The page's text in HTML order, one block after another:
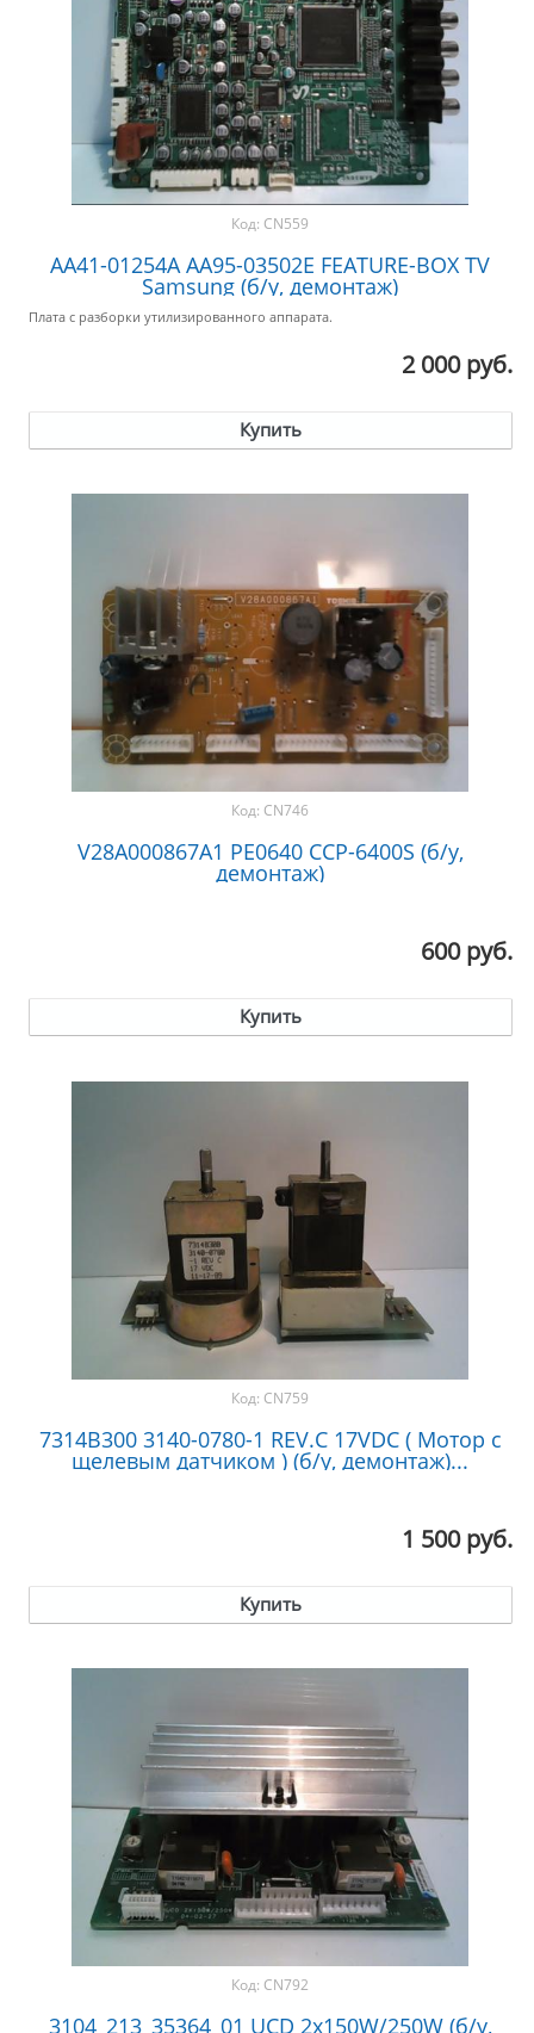
Код: CN559
AA41-01254A AA95-03502E FEATURE-BOX TV
Samsung (б/у, демонтаж)
Плата с разборки утилизированного аппарата.
2 000 руб.
Купить
Код: CN746
V28A000867A1 PE0640 CCP-6400S (б/у,
демонтаж)
600 руб.
Купить
Код: CN759
7314B300 3140-0780-1 REV.C 17VDC ( Мотор с
щелевым датчиком ) (б/у, демонтаж)...
1 500 руб.
Купить
Код: CN792
3104_213_35364_01 UCD 2x150W/250W (б/у,